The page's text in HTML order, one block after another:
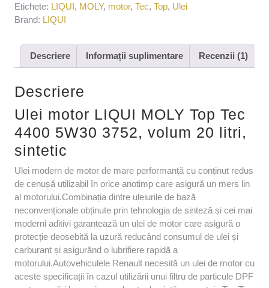
Etichete: LIQUI, MOLY, motor, Tec, Top, Ulei
Brand: LIQUI
Descriere Informații suplimentare Recenzii (1)
Descriere
Ulei motor LIQUI MOLY Top Tec
4400 5W30 3752, volum 20 litri,
sintetic
Ulei modern de motor de mare performanță cu conținut redus
de cenușă utilizabil în orice anotimp care asigură un mers lin
al motorului.Combinația dintre uleiurile de bază
neconvenționale obținute prin tehnologia de sinteză și cei mai
moderni aditivi garantează un ulei de motor care asigură o
protecție deosebită la uzură reducând consumul de ulei și
carburant și asigurând o lubrifiere rapidă a
motorului.Autovehiculele Renault necesită un ulei de motor cu
aceste specificații în cazul utilizării unui filtru de particule DPF